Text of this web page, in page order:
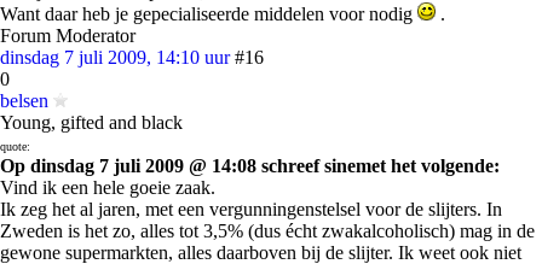
Want daar heb je gepecialiseerde middelen voor nodig
.
Forum Moderator
dinsdag 7 juli 2009, 14:10 uur #16
0
belsen
Young, gifted and black
quote:
Op dinsdag 7 juli 2009 @ 14:08 schreef sinemet het volgende:
Vind ik een hele goeie zaak.
Ik zeg het al jaren, met een vergunningenstelsel voor de slijters. In
Zweden is het zo, alles tot 3,5% (dus écht zwakalcoholisch) mag in de
gewone supermarkten, alles daarboven bij de slijter. Ik weet ook niet